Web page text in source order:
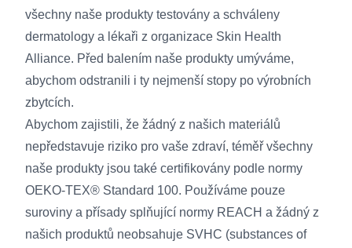
všechny naše produkty testovány a schváleny
dermatology a lékaři z organizace Skin Health
Alliance. Před balením naše produkty umýváme,
abychom odstranili i ty nejmenší stopy po výrobních
zbytcích.
Abychom zajistili, že žádný z našich materiálů
nepředstavuje riziko pro vaše zdraví, téměř všechny
naše produkty jsou také certifikovány podle normy
OEKO-TEX® Standard 100. Používáme pouze
suroviny a přísady splňující normy REACH a žádný z
našich produktů neobsahuje SVHC (substances of